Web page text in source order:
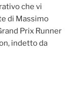
che vi
di Massimo
Prix Runner
indetto da